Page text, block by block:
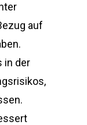
auf
in der